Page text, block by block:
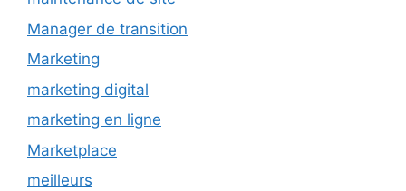
Manager de transition
Marketing
marketing digital
marketing en ligne
Marketplace
meilleurs